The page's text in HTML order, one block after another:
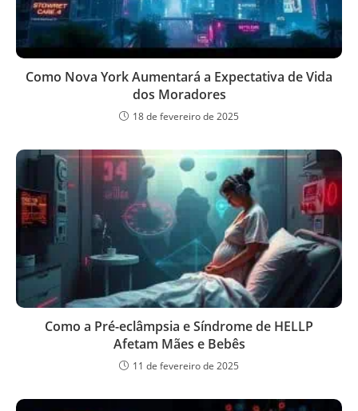
Como Nova York Aumentará a Expectativa de Vida
dos Moradores
18 de fevereiro de 2025
Como a Pré-eclâmpsia e Síndrome de HELLP
Afetam Mães e Bebês
11 de fevereiro de 2025